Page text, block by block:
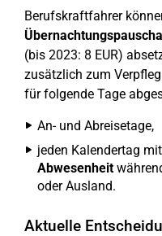
Berufskraftfahrer
(bis 2023: 8 EUR)
zusätzlich zum
für folgende Tage
An- und Abreisetage,
jeden Kalendertag
Abwesenheit
oder Ausland.
Aktuelle